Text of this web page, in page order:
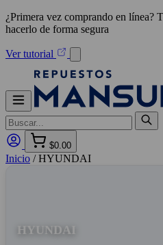
¿Primera vez comprando en línea?
hacerlo de forma segura
Ver tutorial
$0.00
Inicio / HYUNDAI
HYUNDAI